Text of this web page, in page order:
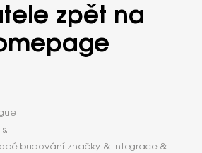
zpět na
budování značky & integrace &